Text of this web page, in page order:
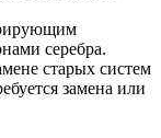
серебра.
старых систем
замена или